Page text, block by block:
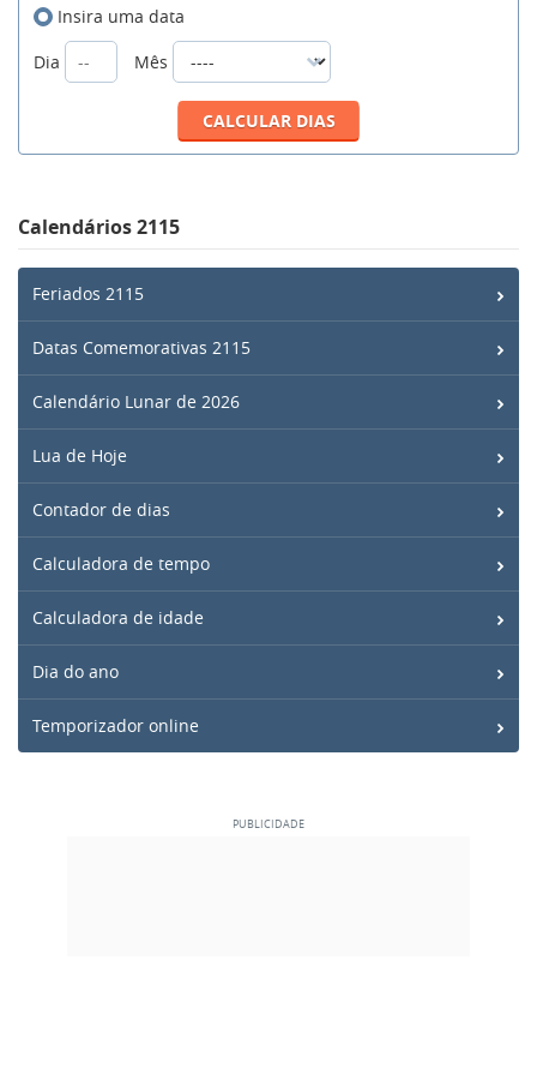
Insira uma data
Dia
Mês
Calendários 2115
Feriados 2115
Datas Comemorativas 2115
Calendário Lunar de 2026
Lua de Hoje
Contador de dias
Calculadora de tempo
Calculadora de idade
Dia do ano
Temporizador online